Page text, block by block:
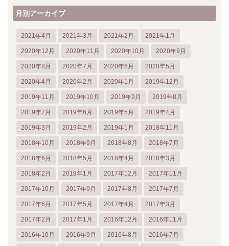
月別アーカイブ
2021年4月 2021年3月 2021年2月 2021年1月
2020年12月 2020年11月 2020年10月 2020年9月
2020年8月 2020年7月 2020年6月 2020年5月
2020年4月 2020年2月 2020年1月 2019年12月
2019年11月 2019年10月 2019年9月 2019年8月
2019年7月 2019年6月 2019年5月 2019年4月
2019年3月 2019年2月 2019年1月 2018年11月
2018年10月 2018年9月 2018年8月 2018年7月
2018年6月 2018年5月 2018年4月 2018年3月
2018年2月 2018年1月 2017年12月 2017年11月
2017年10月 2017年9月 2017年8月 2017年7月
2017年6月 2017年5月 2017年4月 2017年3月
2017年2月 2017年1月 2016年12月 2016年11月
2016年10月 2016年9月 2016年8月 2016年7月